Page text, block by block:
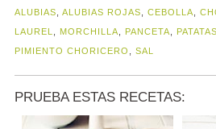
ALUBIAS
ALUBIAS ROJAS CEBOLLA
LAUREL
MORCHILLA PANCETA PATATAS
PIMIENTO CHORICERO
SAL
PRUEBA ESTAS RECETAS: